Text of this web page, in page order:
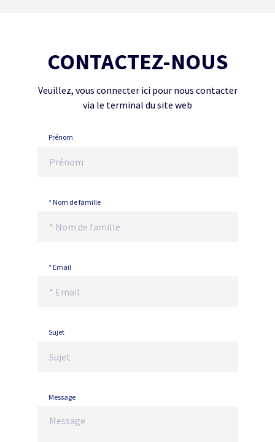
CONTACTEZ-NOUS
Veuillez, vous connecter ici pour nous contacter
via le terminal du site web
Prénom
* Nom de famille
* Email
Sujet
Message